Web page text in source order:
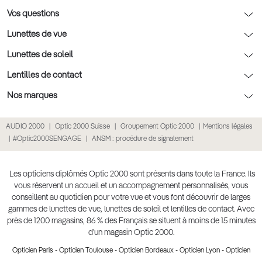
Rendez-vous prévision
Nos conseils lentilles
Nos conseils enfants
Nos conseils santé visuelle
Tout savoir sur nos verres
Optic 2000 à domicile
Le contrôle de la vue chez votre opticien
L'entretien de votre équipement
La prise de rendez-vous en ligne
Point expert basse vision
Click & collect : Livraison gratuite en magasin
Vos questions
Politique cookies
Conditions générales de vente
Politique de confidentialité des données
Retours et remboursements
Lunettes de vue
Lunettes de vue
Lunettes de vue homme
Lunettes de vue femme
Lunettes de vue Gucci
Lunettes de vue Chloé
Lunettes de vue Burberry
Lunettes de vue à partir de 30€
Lunettes de soleil
Lunettes de soleil
Lunettes de soleil homme
Lunettes de soleil enfant
Lunettes de soleil pas chères
Lunettes de soleil Ray-Ban
Lunettes de soleil Prada
Lunettes de soleil Gucci
Lentilles de contact
Lentilles de contact
Lentilles de couleur
Lentille de nuit
Lentilles mensuelles ou bimensuelles
Nos marques
Lunettes Prada
Lunettes Guess
Lunettes Chloé
Lunettes Versace
AUDIO 2000 Optic 2000 Suisse Groupement Optic 2000
Mentions légales
#Optic2000SENGAGE
ANSM : procédure de signalement
Les opticiens diplômés Optic 2000 sont présents dans toute la France. Ils
vous réservent un accueil et un accompagnement personnalisés, vous
conseillent au quotidien pour votre vue et vous font découvrir de larges
gammes de lunettes de vue, lunettes de soleil et lentilles de contact. Avec
près de 1200 magasins, 86 % des Français se situent à moins de 15 minutes
d’un magasin Optic 2000.
Opticien Paris - Opticien Toulouse- Opticien Bordeaux- Opticien Lyon- Opticien